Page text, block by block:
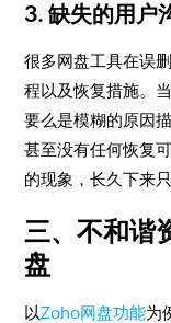
3. 缺失的用户
很多网盘工具在误
程以及恢复措施。
要么是模糊的原因
甚至没有任何恢复
的现象，长久下来
三、不和谐
盘
以Zoho网盘功能为